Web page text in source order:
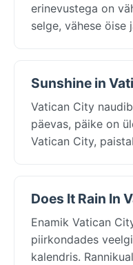
erinevustega on
selge, vähese öise
Sunshine in
Vatican City
päevas, päike on
Vatican City,
Does It Rain In
Enamik Vatican
piirkondades
kalendris.